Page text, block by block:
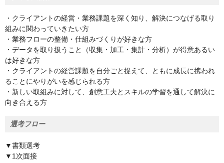
・クライアントの経営・業務課題を深く知り、解決につなげる取り
組みに関わっていきたい方
・業務フローの整備・仕組みづくりが好きな方
・データを取り扱うこと（収集・加工・集計・分析）が得意あるい
は好きな方
・クライアントの経営課題を自分ごと捉えて、ともに成長に携われ
ることにやりがいを感じられる方
・新しい取組みに対して、創意工夫とスキルの学習を通して解決に
向き合える方
選考フロー
▼書類選考
▼1次面接